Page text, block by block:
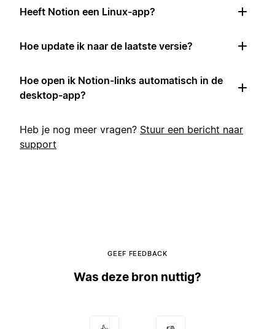
Heeft Notion een Linux-app?
Hoe update ik naar de laatste versie?
Hoe open ik Notion-links automatisch in de
desktop-app?
Heb je nog meer vragen? Stuur een bericht naar
support
GEEF FEEDBACK
Was deze bron nuttig?